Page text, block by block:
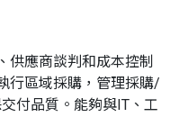
供應商談判和成本控制
行區域採購，管理採購/
付品質。能夠與IT、工